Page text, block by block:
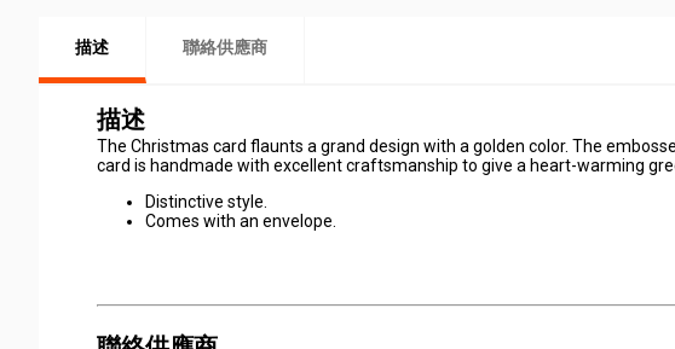
描述 聯絡供應商
描述
The Christmas card flaunts a grand design with a golden color. The
card is handmade with excellent craftsmanship to give a heart-warming
Distinctive style.
Comes with an envelope.